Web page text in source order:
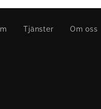
Tjänster Om oss